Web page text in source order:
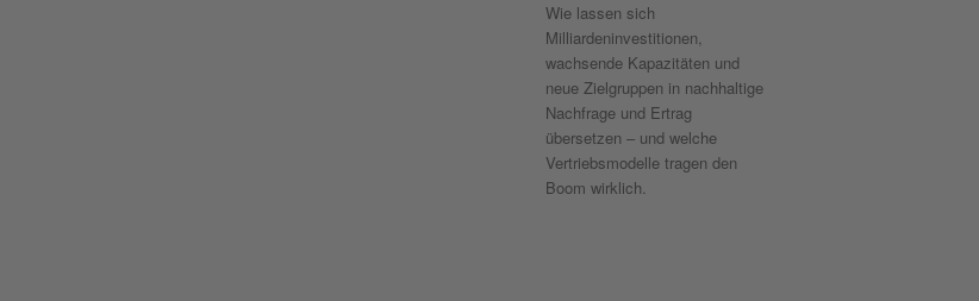
Wie lassen sich
Milliardeninvestitionen,
wachsende Kapazitäten und
neue Zielgruppen in nachhaltige
Nachfrage und Ertrag
übersetzen – und welche
Vertriebsmodelle tragen den
Boom wirklich.